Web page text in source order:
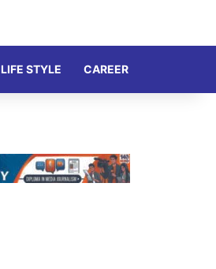
LIFE STYLE CAREER